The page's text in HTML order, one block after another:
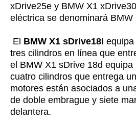
xDrive25e y BMW X1
eléctrica se denominará BMW
El BMW X1 sDrive18i
tres cilindros en línea que
el BMW X1 sDrive 18d equipa
cuatro cilindros que entrega
motores están asociados a
de doble embrague y siete
delantera.